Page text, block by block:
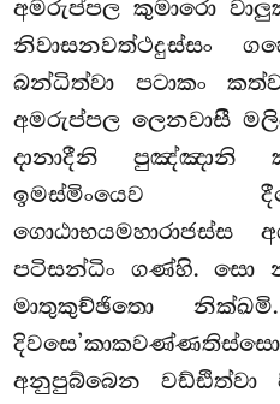
අමරුප්පල කුමාරො
නිවාසනවත්ථදුස්සං
බන්ධිත්වා පටාකං
අමරුප්පල ලෙනවාසී
දානාදීනි පුඤ්ඤානි
ඉමස්මිංයෙව
ගොඨාභයමහාරාජස්ස
පටිසන්ධිං ගණ්හි. සො
මාතුකුච්ඡිතො
අනුපුබ්බෙන වඩ්ඪිත්වා